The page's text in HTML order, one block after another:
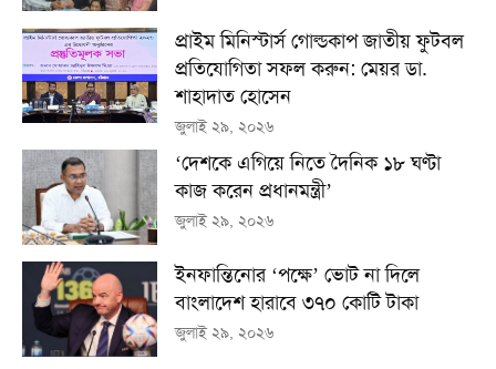
প্রাইম মিনিস্টার্স গোল্ডকাপ জাতীয় ফুটবল
প্রতিযোগিতা সফল করুন: মেয়র ডা.
শাহাদাত হোসেন
জুলাই ২৯, ২০২৬
‘দেশকে এগিয়ে নিতে দৈনিক ১৮ ঘণ্টা
কাজ করেন প্রধানমন্ত্রী’
জুলাই ২৯, ২০২৬
ইনফান্তিনোর ‘পক্ষে’ ভোট না দিলে
বাংলাদেশ হারাবে ৩৭০ কোটি টাকা
জুলাই ২৯, ২০২৬